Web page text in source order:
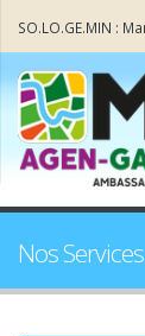
SO.LO.GE.MIN :
Nos Services